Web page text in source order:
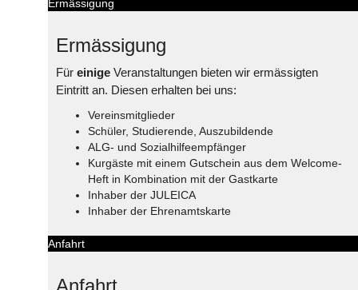
Ermässigung
Ermässigung
Für einige Veranstaltungen bieten wir ermässigten
Eintritt an. Diesen erhalten bei uns:
Vereinsmitglieder
Schüler, Studierende, Auszubildende
ALG- und Sozialhilfeempfänger
Kurgäste mit einem Gutschein aus dem Welcome-
Heft in Kombination mit der Gastkarte
Inhaber der JULEICA
Inhaber der Ehrenamtskarte
Anfahrt
Anfahrt